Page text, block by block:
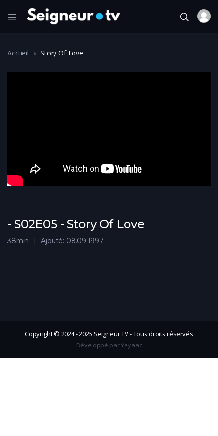
Accueil Story Of Love
- S02E05 - Story Of Love
38min Ajouté: 08.09.1997
Copyright © 2024 - 2025 Seigneur TV - Tous droits réservés
Développé par Yayaac